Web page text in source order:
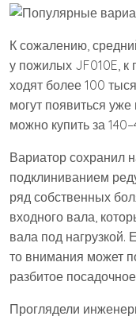
К сожалению,
у пожилых JF010E, к
ходят более 100
могут появиться
можно купить за
Вариатор сохранил
подклиниванием
ряд собственных
входного вала,
вала под нагрузкой.
то внимания может
разбитое
Проглядели